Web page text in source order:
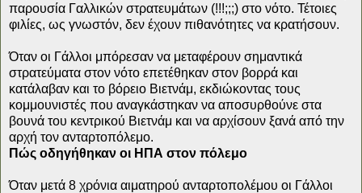
παρουσία Γαλλικών στρατευμάτων (!!!;;;) στο νότο. Τέτοιες
φιλίες, ως γνωστόν, δεν έχουν πιθανότητες να κρατήσουν.
Όταν οι Γάλλοι μπόρεσαν να μεταφέρουν σημαντικά
στρατεύματα στον νότο επετέθηκαν στον βορρά και
κατάλαβαν και το βόρειο Βιετνάμ, εκδιώκοντας τους
κομμουνιστές που αναγκάστηκαν να αποσυρθούνε στα
βουνά του κεντρικού Βιετνάμ και να αρχίσουν ξανά από την
αρχή τον ανταρτοπόλεμο.
Πώς οδηγήθηκαν οι ΗΠΑ στον πόλεμο
Όταν μετά 8 χρόνια αιματηρού ανταρτοπολέμου οι Γάλλοι